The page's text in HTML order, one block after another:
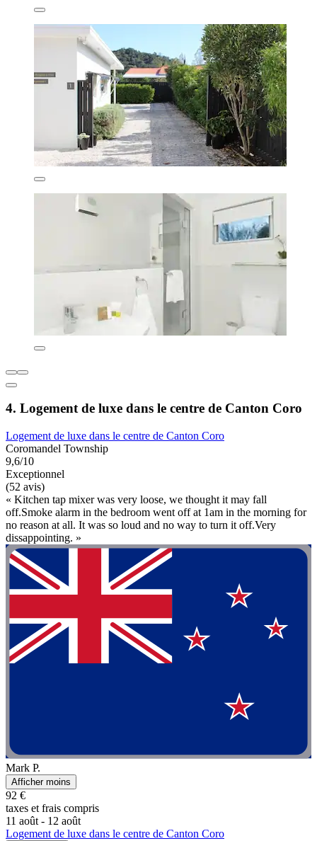
4. Logement de luxe dans le centre de Canton Coro
Logement de luxe dans le centre de Canton Coro
Coromandel Township
9,6/10
Exceptionnel
(52 avis)
« Kitchen tap mixer was very loose, we thought it may fall
off.Smoke alarm in the bedroom went off at 1am in the morning for
no reason at all. It was so loud and no way to turn it off.Very
dissappointing. »
Mark P.
Afficher moins
92 €
taxes et frais compris
11 août - 12 août
Logement de luxe dans le centre de Canton Coro